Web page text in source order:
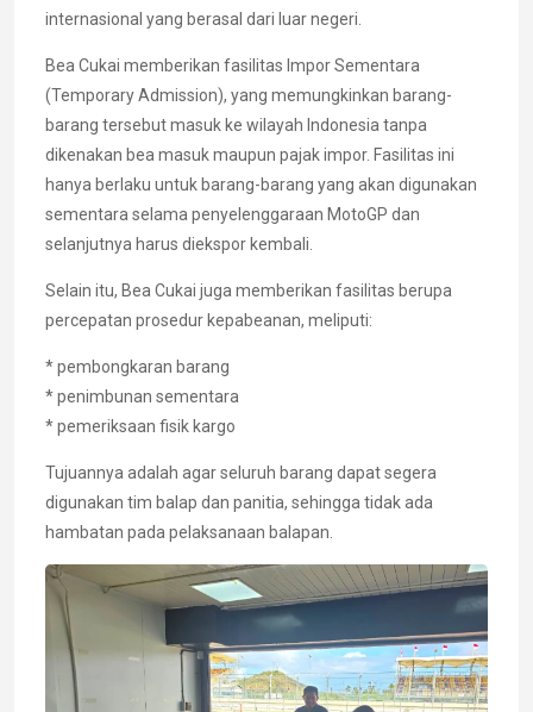
internasional yang berasal dari luar negeri.
Bea Cukai memberikan fasilitas Impor Sementara
(Temporary Admission), yang memungkinkan barang-
barang tersebut masuk ke wilayah Indonesia tanpa
dikenakan bea masuk maupun pajak impor. Fasilitas ini
hanya berlaku untuk barang-barang yang akan digunakan
sementara selama penyelenggaraan MotoGP dan
selanjutnya harus diekspor kembali.
Selain itu, Bea Cukai juga memberikan fasilitas berupa
percepatan prosedur kepabeanan, meliputi:
* pembongkaran barang
* penimbunan sementara
* pemeriksaan fisik kargo
Tujuannya adalah agar seluruh barang dapat segera
digunakan tim balap dan panitia, sehingga tidak ada
hambatan pada pelaksanaan balapan.